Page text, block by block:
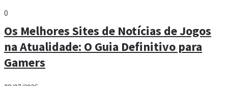
0
Os Melhores Sites de Notícias de Jogos
na Atualidade: O Guia Definitivo para
Gamers